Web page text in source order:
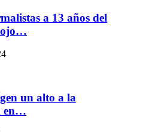
a 13 años del
un alto a la
en…